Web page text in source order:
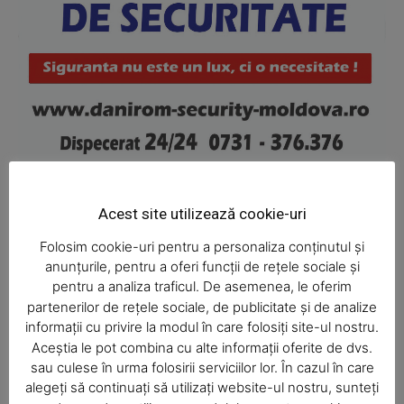
News Week
Magazine PRO
SUBSCRIBE NOW
Ultimele ştiri
Şofa beat, cu permisul suspendat
Acest site utilizează cookie-uri
Folosim cookie-uri pentru a personaliza conținutul și
anunțurile, pentru a oferi funcții de rețele sociale și
pentru a analiza traficul. De asemenea, le oferim
partenerilor de rețele sociale, de publicitate și de analize
informații cu privire la modul în care folosiți site-ul nostru.
Aceștia le pot combina cu alte informații oferite de dvs.
sau culese în urma folosirii serviciilor lor. În cazul în care
alegeți să continuați să utilizați website-ul nostru, sunteți